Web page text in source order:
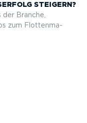
STEIGERN?
Branche,
zum Flotten­ma­